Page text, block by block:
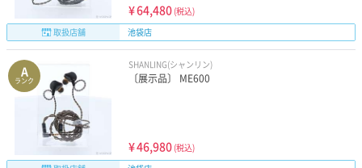
¥64,480 (税込)
取扱店舗
池袋店
A
ランク
SHANLING(シャンリン)
〔展示品〕 ME600
¥46,980 (税込)